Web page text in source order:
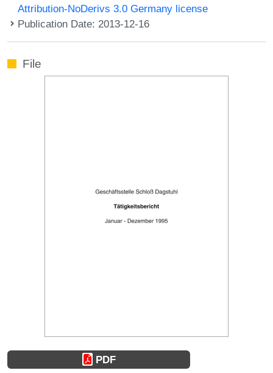
Attribution-NoDerivs 3.0 Germany license
Publication Date: 2013-12-16
File
PDF